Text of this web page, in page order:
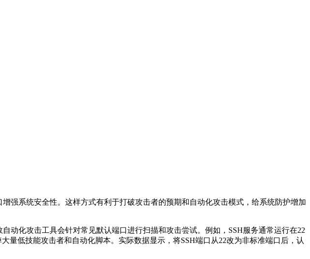
强系统安全性。这样方式有利于打破攻击者的预期和自动化攻击模式，给系统防护增加
动化攻击工具会针对常见默认端口进行扫描和攻击尝试。例如， SSH服务通常运行在22
量低技能攻击者和自动化脚本。实际数据显示，将SSH端口从22改为非标准端口后，认